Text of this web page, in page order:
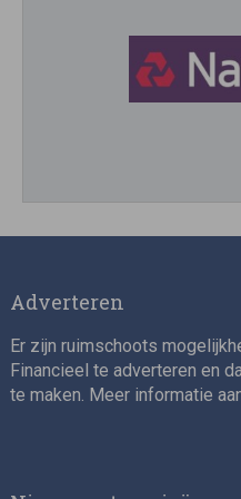
Director, Impact
Adverteren
Er zijn ruimschoots
Financieel te adverteren en
te maken. Meer informatie